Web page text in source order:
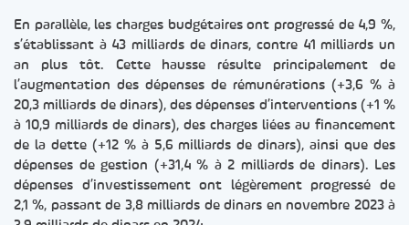
En parallèle, les charges budgétaires ont progressé de 4,9 %,
s’établissant à 43 milliards de dinars, contre 41 milliards un
an plus tôt. Cette hausse résulte principalement de
l’augmentation des dépenses de rémunérations (+3,6 % à
20,3 milliards de dinars), des dépenses d’interventions (+1 %
à 10,9 milliards de dinars), des charges liées au financement
de la dette (+12 % à 5,6 milliards de dinars), ainsi que des
dépenses de gestion (+31,4 % à 2 milliards de dinars). Les
dépenses d’investissement ont légèrement progressé de
2,1 %, passant de 3,8 milliards de dinars en novembre 2023 à